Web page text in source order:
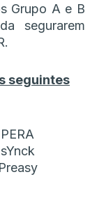
Grupo A e B
segurarem
seguintes
PERA
sYnck
Preasy